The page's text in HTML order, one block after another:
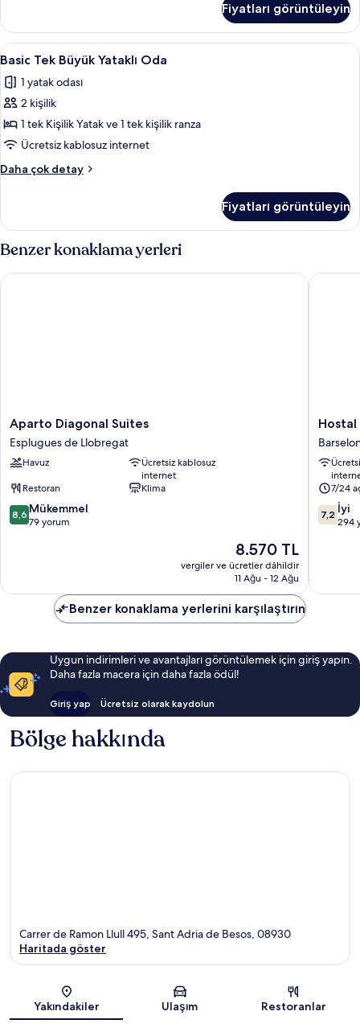
daha
fazla
detay
Fiyatları görüntüleyin
Basic
Tek
Büyük
Yataklı
Oda
için
tüm
fotoğrafları
Basic Tek Büyük Yataklı Oda |
4
Basic Tek Büyük Yataklı Oda
1 yatak odası
2 kişilik
1 tek Kişilik Yatak ve 1 tek kişilik ranza
Ücretsiz kablosuz internet
Daha çok detay
Basic
Oda
hakkında
daha
fazla
detay
Fiyatları görüntüleyin
Benzer konaklama yerleri
Aparto
Diagonal
Suites
Esplugues
Llobregat
Aparto Diagonal Suites
Esplugues de Llobregat
Havuz
Ücretsiz kablosuz
internet
Restoran
Klima
10
üzerinden
8,6 Mükemmel
79 yorum
Güncel
fiyat:
8.570 TL
8.570 TL
vergiler ve ücretler dâhildir
11 Ağu - 12 Ağu
Aparto Diagonal Suites
Hostal
Sant
Ramón
Şehir
Merkezi
Hostal
7/24
10
7,2 İyi
294
Hostal
Benzer konaklama yerlerini karşılaştırın
Uygun indirimleri ve avantajları görüntülemek için giriş yapın.
Daha fazla macera için daha fazla ödül!
Giriş yap Ücretsiz olarak kaydolun
Bölge hakkında
Harita
Carrer de Ramon Llull 495, Sant Adria de Besos, 08930
Haritada göster
Yakındakiler Ulaşım Restoranlar